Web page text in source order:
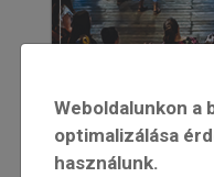
Weboldalunkon a
optimalizálása
használunk.